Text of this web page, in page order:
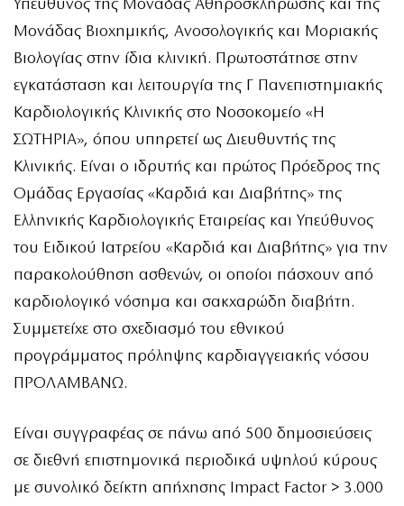
Υπεύθυνος της Μονάδας Αθηροσκλήρωσης και της
Μονάδας Βιοχημικής, Ανοσολογικής και Μοριακής
Βιολογίας στην ίδια κλινική. Πρωτοστάτησε στην
εγκατάσταση και λειτουργία της Γ Πανεπιστημιακής
Καρδιολογικής Κλινικής στο Νοσοκομείο «Η
ΣΩΤΗΡΙΑ», όπου υπηρετεί ως Διευθυντής της
Κλινικής. Είναι ο ιδρυτής και πρώτος Πρόεδρος της
Ομάδας Εργασίας «Καρδιά και Διαβήτης» της
Ελληνικής Καρδιολογικής Εταιρείας και Υπεύθυνος
του Ειδικού Ιατρείου «Καρδιά και Διαβήτης» για την
παρακολούθηση ασθενών, οι οποίοι πάσχουν από
καρδιολογικό νόσημα και σακχαρώδη διαβήτη.
Συμμετείχε στο σχεδιασμό του εθνικού
προγράμματος πρόληψης καρδιαγγειακής νόσου
ΠΡΟΛΑΜΒΑΝΩ.
Είναι συγγραφέας σε πάνω από 500 δημοσιεύσεις
σε διεθνή επιστημονικά περιοδικά υψηλού κύρους
με συνολικό δείκτη απήχησης Impact Factor > 3.000